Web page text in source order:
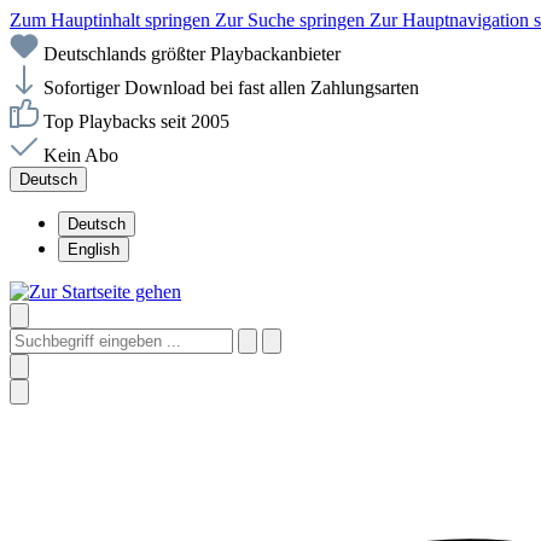
Zum Hauptinhalt springen Zur Suche springen Zur Hauptnavigation
Deutschlands größter Playbackanbieter
Sofortiger Download bei fast allen Zahlungsarten
Top Playbacks seit 2005
Kein Abo
Deutsch
Deutsch
English